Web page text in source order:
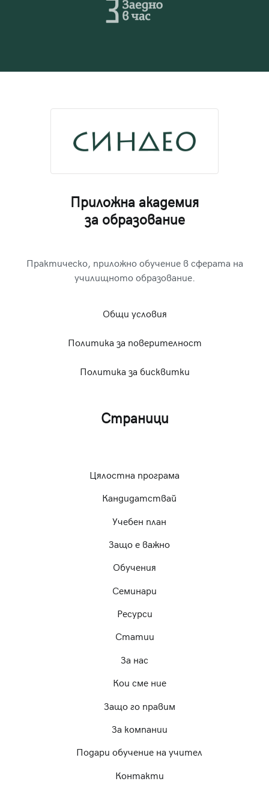
Приложна академия
за образование
Практическо, приложно обучение в сферата на
училищното образование.
Общи условия
Политика за поверителност
Политика за бисквитки
Страници
Цялостна програма
Кандидатствай
Учебен план
Защо е важно
Обучения
Семинари
Ресурси
Статии
За нас
Кои сме ние
Защо го правим
За компании
Подари обучение на учител
Контакти